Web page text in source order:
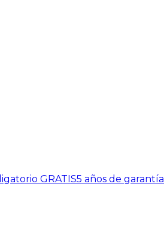
GRATIS5 años de garantía